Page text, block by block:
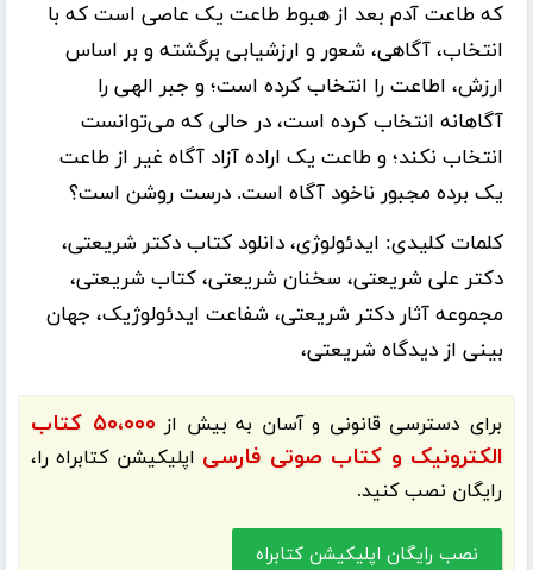
که طاعت آدم بعد از هبوط طاعت یک عاصی است که با
انتخاب، آگاهی، شعور و ارزشیابی برگشته و بر اساس
ارزش، اطاعت را انتخاب کرده است؛ و جبر الهی را
آگاهانه انتخاب کرده است، در حالی که می‌توانست
انتخاب نکند؛ و طاعت یک اراده آزاد آگاه غیر از طاعت
یک برده مجبور ناخود آگاه است. درست روشن است؟
کلمات کلیدی: ایدئولوژی، دانلود کتاب دکتر شریعتی،
دکتر علی شریعتی، سخنان شریعتی، کتاب شریعتی،
مجموعه آثار دکتر شریعتی، شفاعت ایدئولوژیک، جهان
بینی از دیدگاه شریعتی،
برای دسترسی قانونی و آسان به بیش از
۵۰،۰۰۰ کتاب
الکترونیک و کتاب صوتی فارسی اپلیکیشنکتابراهرا،
رایگان نصب کنید.
نصب رایگان اپلیکیشن کتابراه